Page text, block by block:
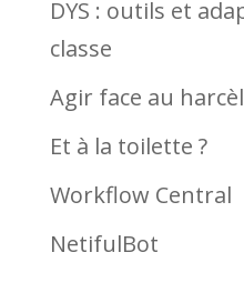
DYS : outils et
classe
Agir face au
Et à la toilette ?
Workflow Central
NetifulBot